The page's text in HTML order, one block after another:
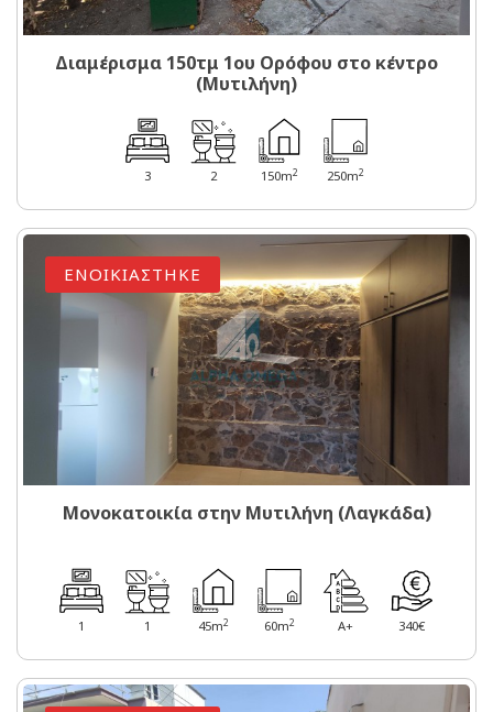
Διαμέρισμα 150τμ 1ου Ορόφου στο κέντρο
(Μυτιλήνη)
3 2 150m2 250m2
ΕΝΟΙΚΙΑΣΤΗΚΕ
Μονοκατοικία στην Μυτιλήνη (Λαγκάδα)
1 1 45m2 60m2 A+ 340€